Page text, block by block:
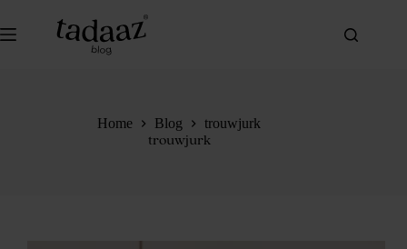
de
Home Blog
trouwjurk
trouwjurk